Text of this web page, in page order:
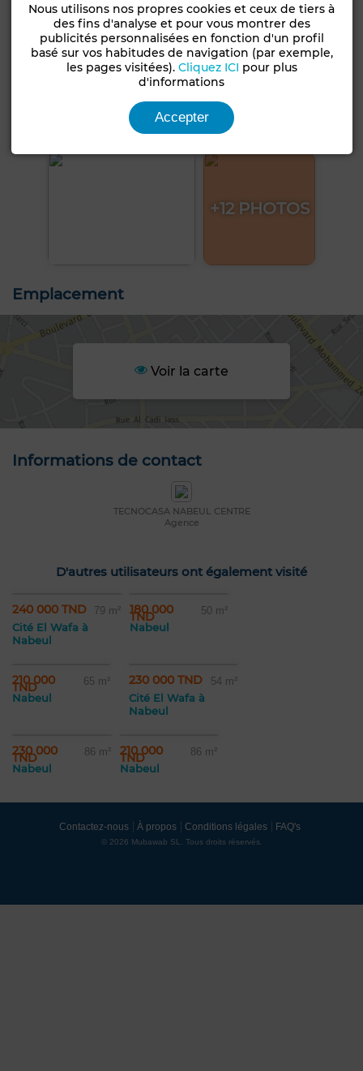
+12 PHOTOS
Emplacement
Voir la carte
Informations de contact
TECNOCASA NABEUL CENTRE
Agence
D'autres utilisateurs ont également visité
240 000 TND 79 m²
Cité El Wafa à
Nabeul
180 000
TND 50 m²
Nabeul
210 000
TND 65 m²
Nabeul
230 000 TND 54 m²
Cité El Wafa à
Nabeul
230 000
TND 86 m²
Nabeul
210 000
TND 86 m²
Nabeul
Contactez-nous À propos Conditions légales FAQ's
© 2026 Mubawab SL. Tous droits réservés.
Nous utilisons nos propres cookies et ceux de tiers à
des fins d'analyse et pour vous montrer des
publicités personnalisées en fonction d'un profil
basé sur vos habitudes de navigation (par exemple,
les pages visitées). Cliquez ICI pour plus
d'informations
Accepter